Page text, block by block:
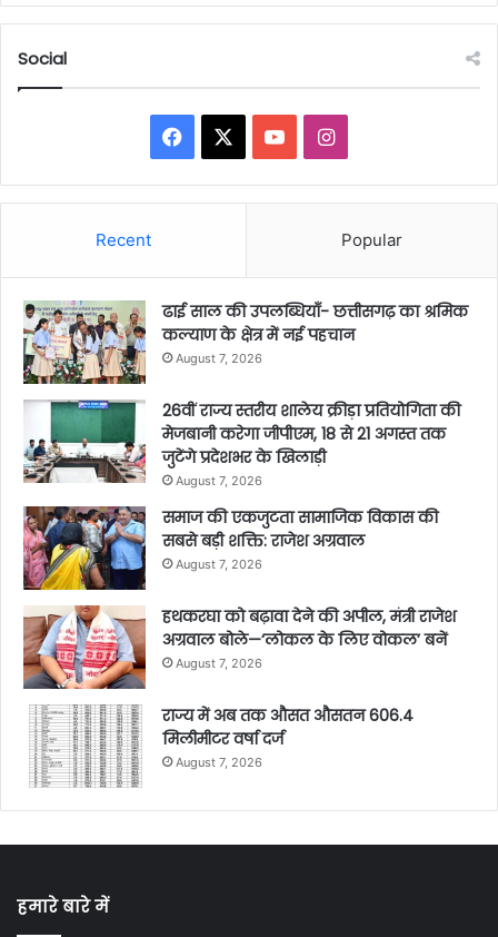
Social
Facebook YouTubeInstagram
Recent Popular
ढाई साल की उपलब्धियाँ- छत्तीसगढ़ का श्रमिक
कल्याण के क्षेत्र में नई पहचान
August 7, 2026
26वीं राज्य स्तरीय शालेय क्रीड़ा प्रतियोगिता की
मेजबानी करेगा जीपीएम, 18 से 21 अगस्त तक
जुटेंगे प्रदेशभर के खिलाड़ी
August 7, 2026
समाज की एकजुटता सामाजिक विकास की
सबसे बड़ी शक्ति: राजेश अग्रवाल
August 7, 2026
हथकरघा को बढ़ावा देने की अपील, मंत्री राजेश
अग्रवाल बोले—‘लोकल के लिए वोकल’ बनें
August 7, 2026
राज्य में अब तक औसत औसतन 606.4
मिलीमीटर वर्षा दर्ज
August 7, 2026
हमारे बारे में